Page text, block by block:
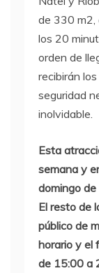
de 330 m2,
los 20
orden de
recibirán
seguridad
inolvidable.
Esta
semana y
domingo
El resto de
público de
horario y el
de 15:00 a